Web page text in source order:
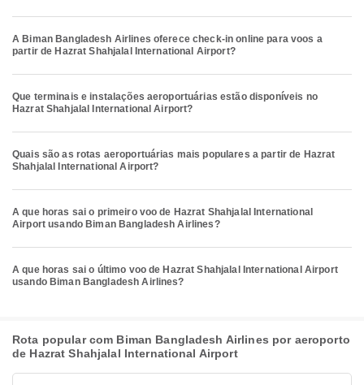
A Biman Bangladesh Airlines oferece check-in online para voos a
partir de Hazrat Shahjalal International Airport?
Que terminais e instalações aeroportuárias estão disponíveis no
Hazrat Shahjalal International Airport?
Quais são as rotas aeroportuárias mais populares a partir de Hazrat
Shahjalal International Airport?
A que horas sai o primeiro voo de Hazrat Shahjalal International
Airport usando Biman Bangladesh Airlines?
A que horas sai o último voo de Hazrat Shahjalal International Airport
usando Biman Bangladesh Airlines?
Rota popular com Biman Bangladesh Airlines por aeroporto
de Hazrat Shahjalal International Airport